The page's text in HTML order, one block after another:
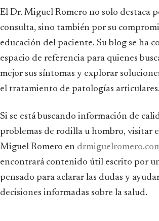
El Dr. Miguel Romero no solo destaca
consulta, sino también por su
educación del paciente. Su blog se ha
espacio de referencia para quienes
mejor sus síntomas y explorar
el tratamiento de patologías articulares.
Si se está buscando información de
problemas de rodilla u hombro, visitar
Miguel Romero en
encontrará contenido útil escrito por
pensado para aclarar las dudas y
decisiones informadas sobre la salud.